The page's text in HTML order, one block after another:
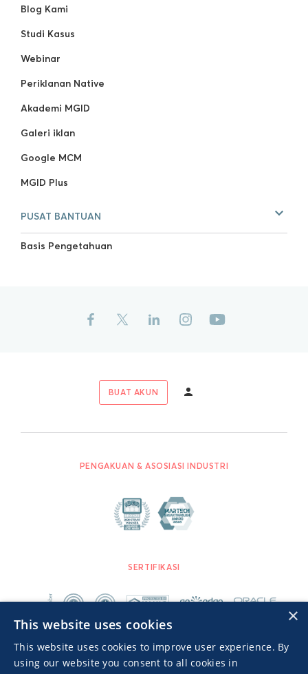
Blog Kami
Studi Kasus
Webinar
Periklanan Native
Akademi MGID
Galeri iklan
Google MCM
MGID Plus
PUSAT BANTUAN
Basis Pengetahuan
BUAT AKUN
PENGAKUAN & ASOSIASI INDUSTRI
SERTIFIKASI
×
This website uses cookies
This website uses cookies to improve user experience. By
using our website you consent to all cookies in